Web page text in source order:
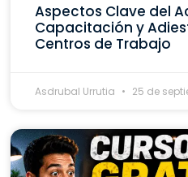
Aspectos Clave del
Capacitación y
Centros de Trabajo
Asdrubal Urrutia 25 de